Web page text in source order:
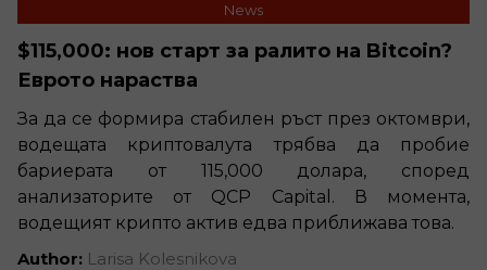
News
$115,000: нов старт за ралито на Bitcoin?
Еврото нараства
За да се формира стабилен ръст през октомври,
водещата криптовалута трябва да пробие
бариерата от 115,000 долара, според
анализаторите от QCP Capital. В момента,
водещият крипто актив едва приближава това.
Author: Larisa Kolesnikova